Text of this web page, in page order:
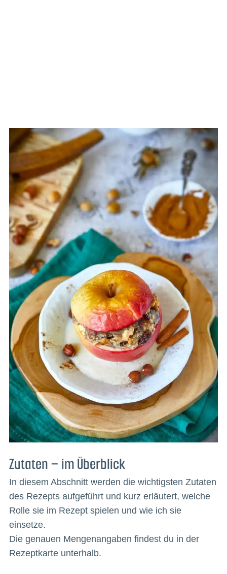
Zutaten – im Überblick
In diesem Abschnitt werden die wichtigsten Zutaten
des Rezepts aufgeführt und kurz erläutert, welche
Rolle sie im Rezept spielen und wie ich sie
einsetze.
Die genauen Mengenangaben findest du in der
Rezeptkarte unterhalb.